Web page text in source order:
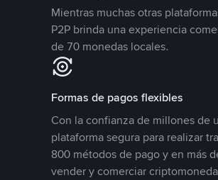
Mientras muchas otras
P2P brinda una experiencia
de 70 monedas locales.
Formas de pagos flexibles
Con la confianza de millones de
plataforma segura para realizar
800 métodos de pago y en más
vender y comerciar